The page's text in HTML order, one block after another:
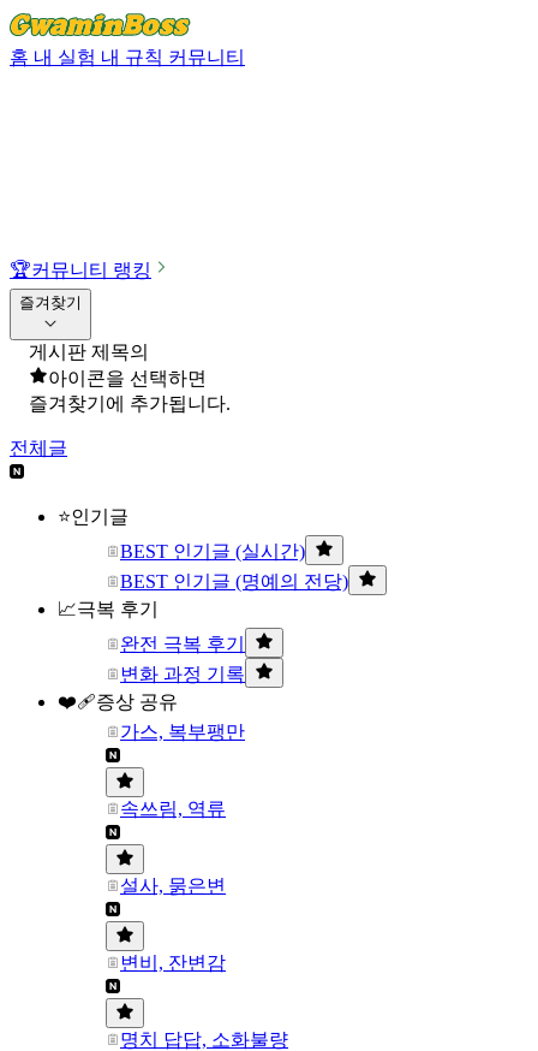
홈 내 실험 내 규칙 커뮤니티
🏆커뮤니티 랭킹
즐겨찾기
게시판 제목의
아이콘을 선택하면
즐겨찾기에 추가됩니다.
전체글
⭐인기글
BEST 인기글 (실시간)
BEST 인기글 (명예의 전당)
📈극복 후기
완전 극복 후기
변화 과정 기록
❤️‍🩹증상 공유
가스, 복부팽만
속쓰림, 역류
설사, 묽은변
변비, 잔변감
명치 답답, 소화불량